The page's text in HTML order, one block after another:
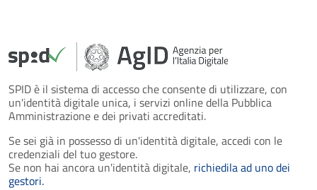
SPID è il sistema di accesso che consente di utilizzare, con
un'identità digitale unica, i servizi online della Pubblica
Amministrazione e dei privati accreditati.
Se sei già in possesso di un'identità digitale, accedi con le
credenziali del tuo gestore.
Se non hai ancora un'identità digitale, richiedila ad uno dei
gestori.